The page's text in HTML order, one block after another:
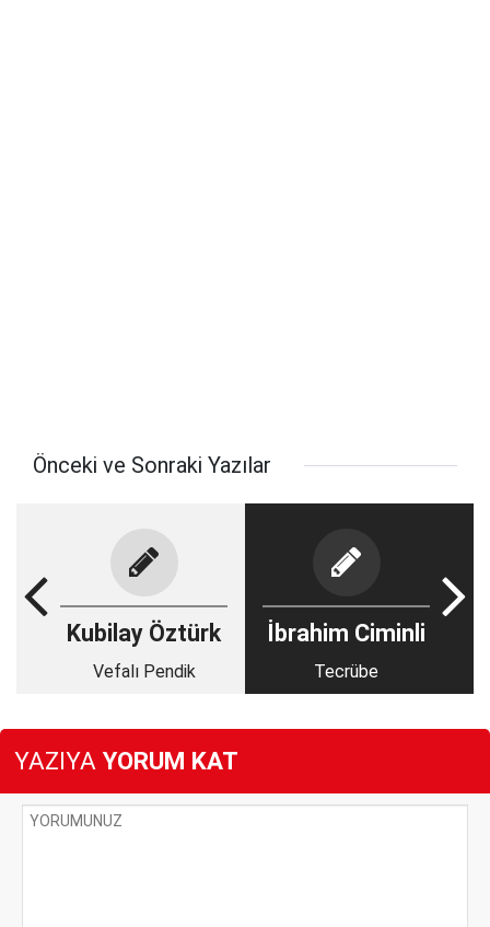
Önceki ve Sonraki Yazılar
Kubilay Öztürk
Vefalı Pendik
İbrahim Ciminli
Tecrübe
YAZIYA YORUM KAT